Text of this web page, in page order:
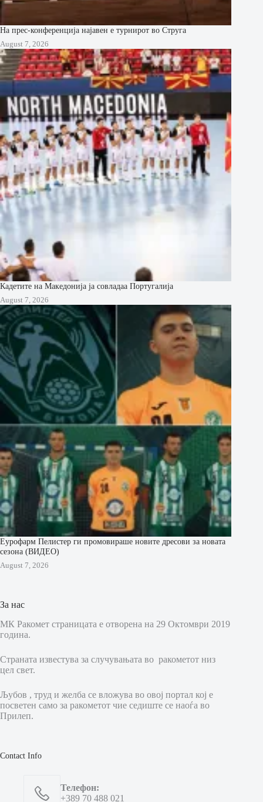
На прес-конференција најавен е турнирот во Струга
August 7, 2026
Кадетите на Македонија ја совладаа Португалија
August 7, 2026
Еурофарм Пелистер ги промовираше новите дресови за новата
сезона (ВИДЕО)
August 7, 2026
За нас
МК Ракомет страницата е отворена на 29 Октомври 2019
година.
Страната известува за случувањата во ракометот низ
цел свет.
Љубов , труд и желба се вложува во овој портал кој е
посветен само за ракометот чие седиште се наоѓа во
Прилеп.
Contact Info
Телефон:
+389 70 488 021